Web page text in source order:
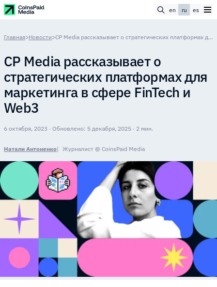
en ru es
Главная>Новости> CP Media рассказывает о стратегических платформах для маркетинга в сфере FinTech и Web3
CP Media рассказывает о
стратегических платформах для
маркетинга в сфере FinTech и
Web3
6 октября, 2023 · Обновлено: 5 декабря, 2025 · 2 мин.
Натали Антоненко Журналист @ CoinsPaid Media